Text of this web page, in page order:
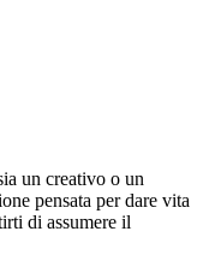
un creativo o un
pensata per dare vita
di assumere il